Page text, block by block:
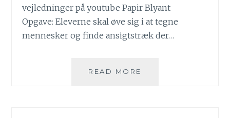
vejledninger på youtube Papir Blyant
Opgave: Eleverne skal øve sig i at tegne
mennesker og finde ansigtstræk der…
READ MORE